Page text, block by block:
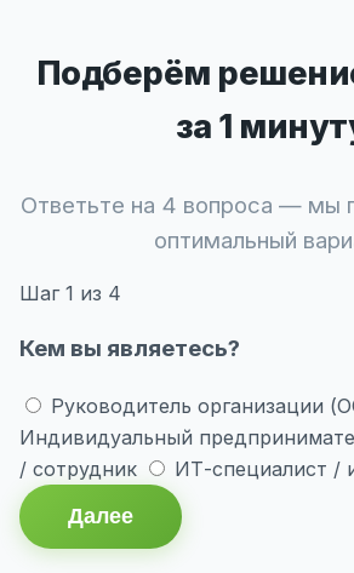
Подберём
за 1
Ответьте на 4 вопроса — мы
оптимальный
Шаг 1 из 4
Кем вы являетесь?
Руководитель организации
Индивидуальный
/ сотрудник
ИТ-специалист /
Далее